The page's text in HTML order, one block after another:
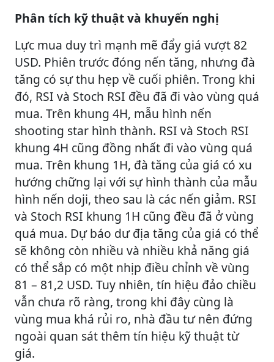
Phân tích kỹ thuật và khuyến nghị
Lực mua duy trì mạnh mẽ đẩy giá vượt 82
USD. Phiên trước đóng nến tăng, nhưng đà
tăng có sự thu hẹp về cuối phiên. Trong khi
đó, RSI và Stoch RSI đều đã đi vào vùng quá
mua. Trên khung 4H, mẫu hình nến
shooting star hình thành. RSI và Stoch RSI
khung 4H cũng đồng nhất đi vào vùng quá
mua. Trên khung 1H, đà tăng của giá có xu
hướng chững lại với sự hình thành của mẫu
hình nến doji, theo sau là các nến giảm. RSI
và Stoch RSI khung 1H cũng đều đã ở vùng
quá mua. Dự báo dư địa tăng của giá có thể
sẽ không còn nhiều và nhiều khả năng giá
có thể sắp có một nhịp điều chỉnh về vùng
81 – 81,2 USD. Tuy nhiên, tín hiệu đảo chiều
vẫn chưa rõ ràng, trong khi đây cùng là
vùng mua khá rủi ro, nhà đầu tư nên đứng
ngoài quan sát thêm tín hiệu kỹ thuật từ
giá.